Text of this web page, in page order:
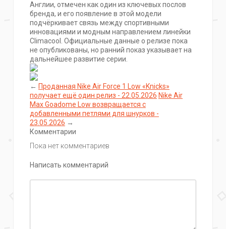
Англии, отмечен как один из ключевых послов
бренда, и его появление в этой модели
подчёркивает связь между спортивными
инновациями и модным направлением линейки
Climacool. Официальные данные о релизе пока
не опубликованы, но ранний показ указывает на
дальнейшее развитие серии.
← Проданная Nike Air Force 1 Low «Knicks»
получает ещё один релиз - 22.05.2026 Nike Air
Max Goadome Low возвращается с
добавленными петлями для шнурков -
23.05.2026 →
Комментарии
Пока нет комментариев
Написать комментарий